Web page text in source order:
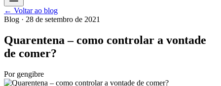
← Voltar ao blog
Blog · 28 de setembro de 2021
Quarentena – como controlar a vontade
de comer?
Por gengibre